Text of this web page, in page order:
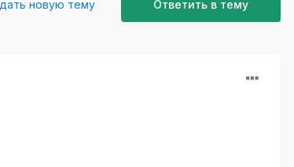
Ответить в тему
новую тему